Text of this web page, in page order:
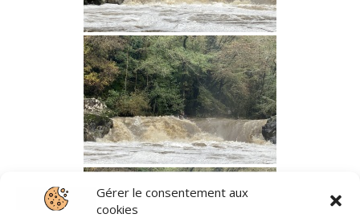
Gérer le consentement aux
cookies